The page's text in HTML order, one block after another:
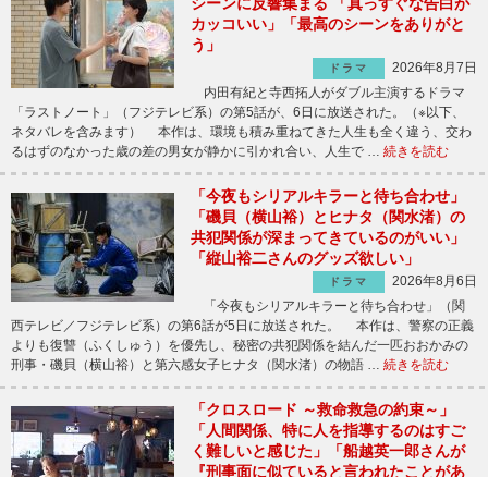
カッコいい」「最高のシーンをありがと
う」
ドラマ
2026年8月7日
内田有紀と寺西拓人がダブル主演するドラマ
「ラストノート」（フジテレビ系）の第5話が、6日に放送された。（※以下、
ネタバレを含みます） 本作は、環境も積み重ねてきた人生も全く違う、交わ
るはずのなかった歳の差の男女が静かに引かれ合い、人生で … 続きを読む
「今夜もシリアルキラーと待ち合わせ」
「磯貝（横山裕）とヒナタ（関水渚）の
共犯関係が深まってきているのがいい」
「縦山裕二さんのグッズ欲しい」
ドラマ
2026年8月6日
「今夜もシリアルキラーと待ち合わせ」（関
西テレビ／フジテレビ系）の第6話が5日に放送された。 本作は、警察の正義
よりも復讐（ふくしゅう）を優先し、秘密の共犯関係を結んだ一匹おおかみの
刑事・磯貝（横山裕）と第六感女子ヒナタ（関水渚）の物語 … 続きを読む
「クロスロード ～救命救急の約束～」
「人間関係、特に人を指導するのはすご
く難しいと感じた」「船越英一郎さんが
『刑事面に似ていると言われたことがあ